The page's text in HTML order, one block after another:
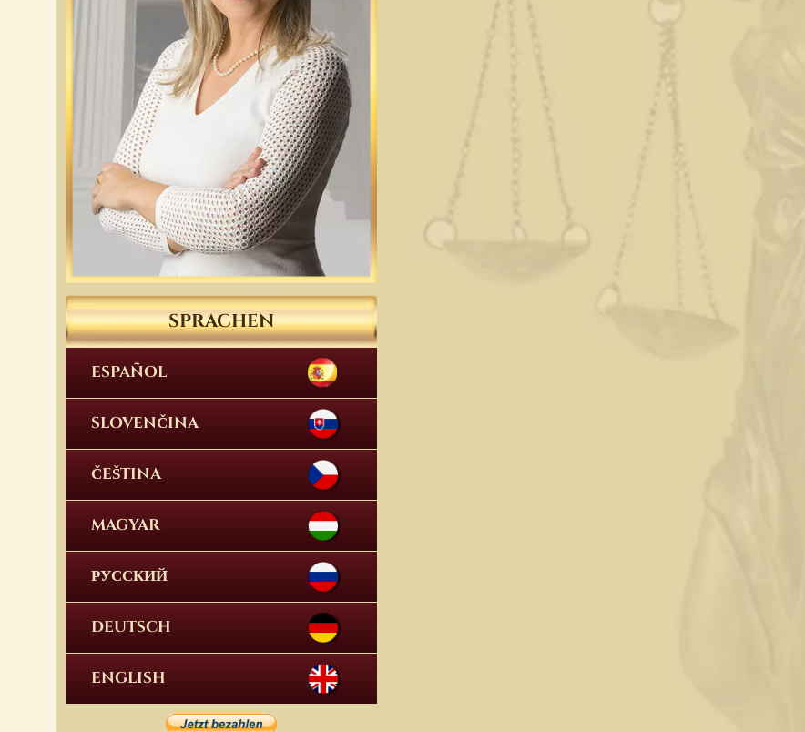
SPRACHEN
ESPAÑOL
SLOVENČINA
ČEŠTINA
MAGYAR
РУССКИЙ
DEUTSCH
ENGLISH